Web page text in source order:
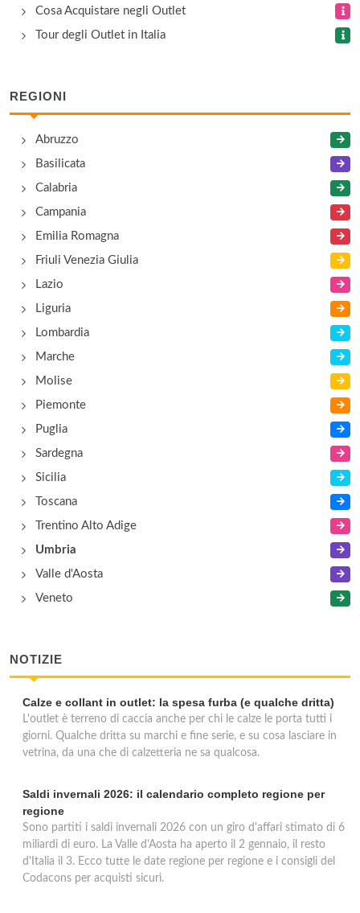
via Molise 5/7, Città della Pieve
Camiceria Nino Castello
via Antonio Gramsci 140, Corciano
Cosa Acquistare negli Outlet
Tour degli Outlet in Italia
REGIONI
Abruzzo
Basilicata
Calabria
Campania
Emilia Romagna
Friuli Venezia Giulia
Lazio
Liguria
Lombardia
Marche
Molise
Piemonte
Puglia
Sardegna
Sicilia
Toscana
Trentino Alto Adige
Umbria
Valle d'Aosta
Veneto
NOTIZIE
Calze e collant in outlet: la spesa furba (e qualche dritta)
L'outlet è terreno di caccia anche per chi le calze le porta tutti i
giorni. Qualche dritta su marchi e fine serie, e su cosa lasciare in
vetrina, da una che di calzetteria ne sa qualcosa.
Saldi invernali 2026: il calendario completo regione per
regione
Sono partiti i saldi invernali 2026 con un giro d'affari stimato di 6
miliardi di euro. La Valle d'Aosta ha aperto il 2 gennaio, il resto
d'Italia il 3. Ecco tutte le date regione per regione e i consigli del
Codacons per acquisti sicuri.